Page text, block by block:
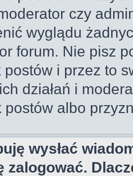
czy
wyglądu
forum. Nie pisz
postów i przez to
działań i
postów albo
wysłać
zalogować.